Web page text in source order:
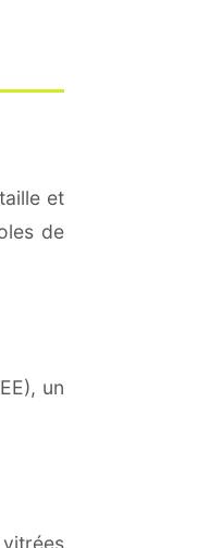
et
de
un